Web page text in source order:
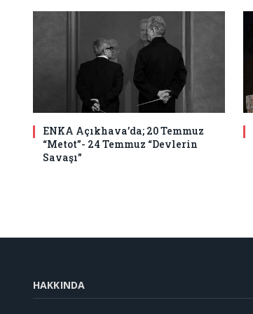
ENKA Açıkhava’da; 20 Temmuz
“Metot”- 24 Temmuz “Devlerin
Savaşı”
HAKKINDA